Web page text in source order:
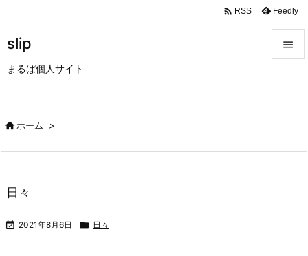
slip
まるぱ個人サイト

 RSS Feedly
ホーム >
日々
 2021年8月6日  日々